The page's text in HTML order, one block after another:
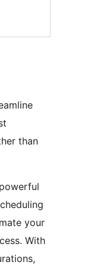
than
your
With